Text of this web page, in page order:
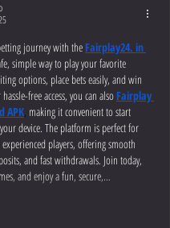
journey with the Fairplay24. in
simple way to play your favorite
options, place bets easily, and win
free access, you can also Fairplay
APK, making it convenient to start
device. The platform is perfect for
players, offering smooth
and fast withdrawals. Join today,
and enjoy a fun, secure,…